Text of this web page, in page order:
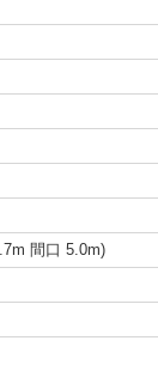
間口 5.0m)